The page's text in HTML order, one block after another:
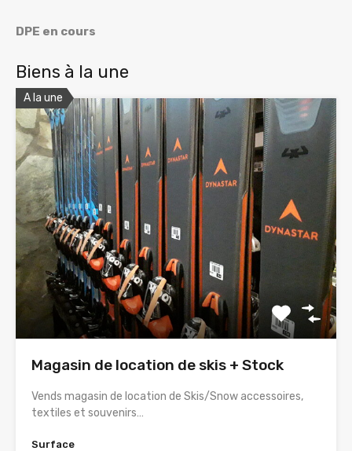
DPE en cours
Biens à la une
A la une
Magasin de location de skis + Stock
Vends magasin de location de Skis/Snow accessoires,
textiles et souvenirs…
Surface